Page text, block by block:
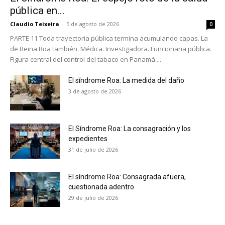
pública en...
Claudio Teixeira - 5 de agosto de 2026 0
PARTE 11 Toda trayectoria pública termina acumulando capas. La
de Reina Roa también. Médica. Investigadora. Funcionaria pública.
Figura central del control del tabaco en Panamá....
El síndrome Roa: La medida del daño
3 de agosto de 2026
El Síndrome Roa: La consagración y los
expedientes
31 de julio de 2026
El síndrome Roa: Consagrada afuera,
cuestionada adentro
29 de julio de 2026